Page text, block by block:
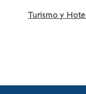
Turismo y